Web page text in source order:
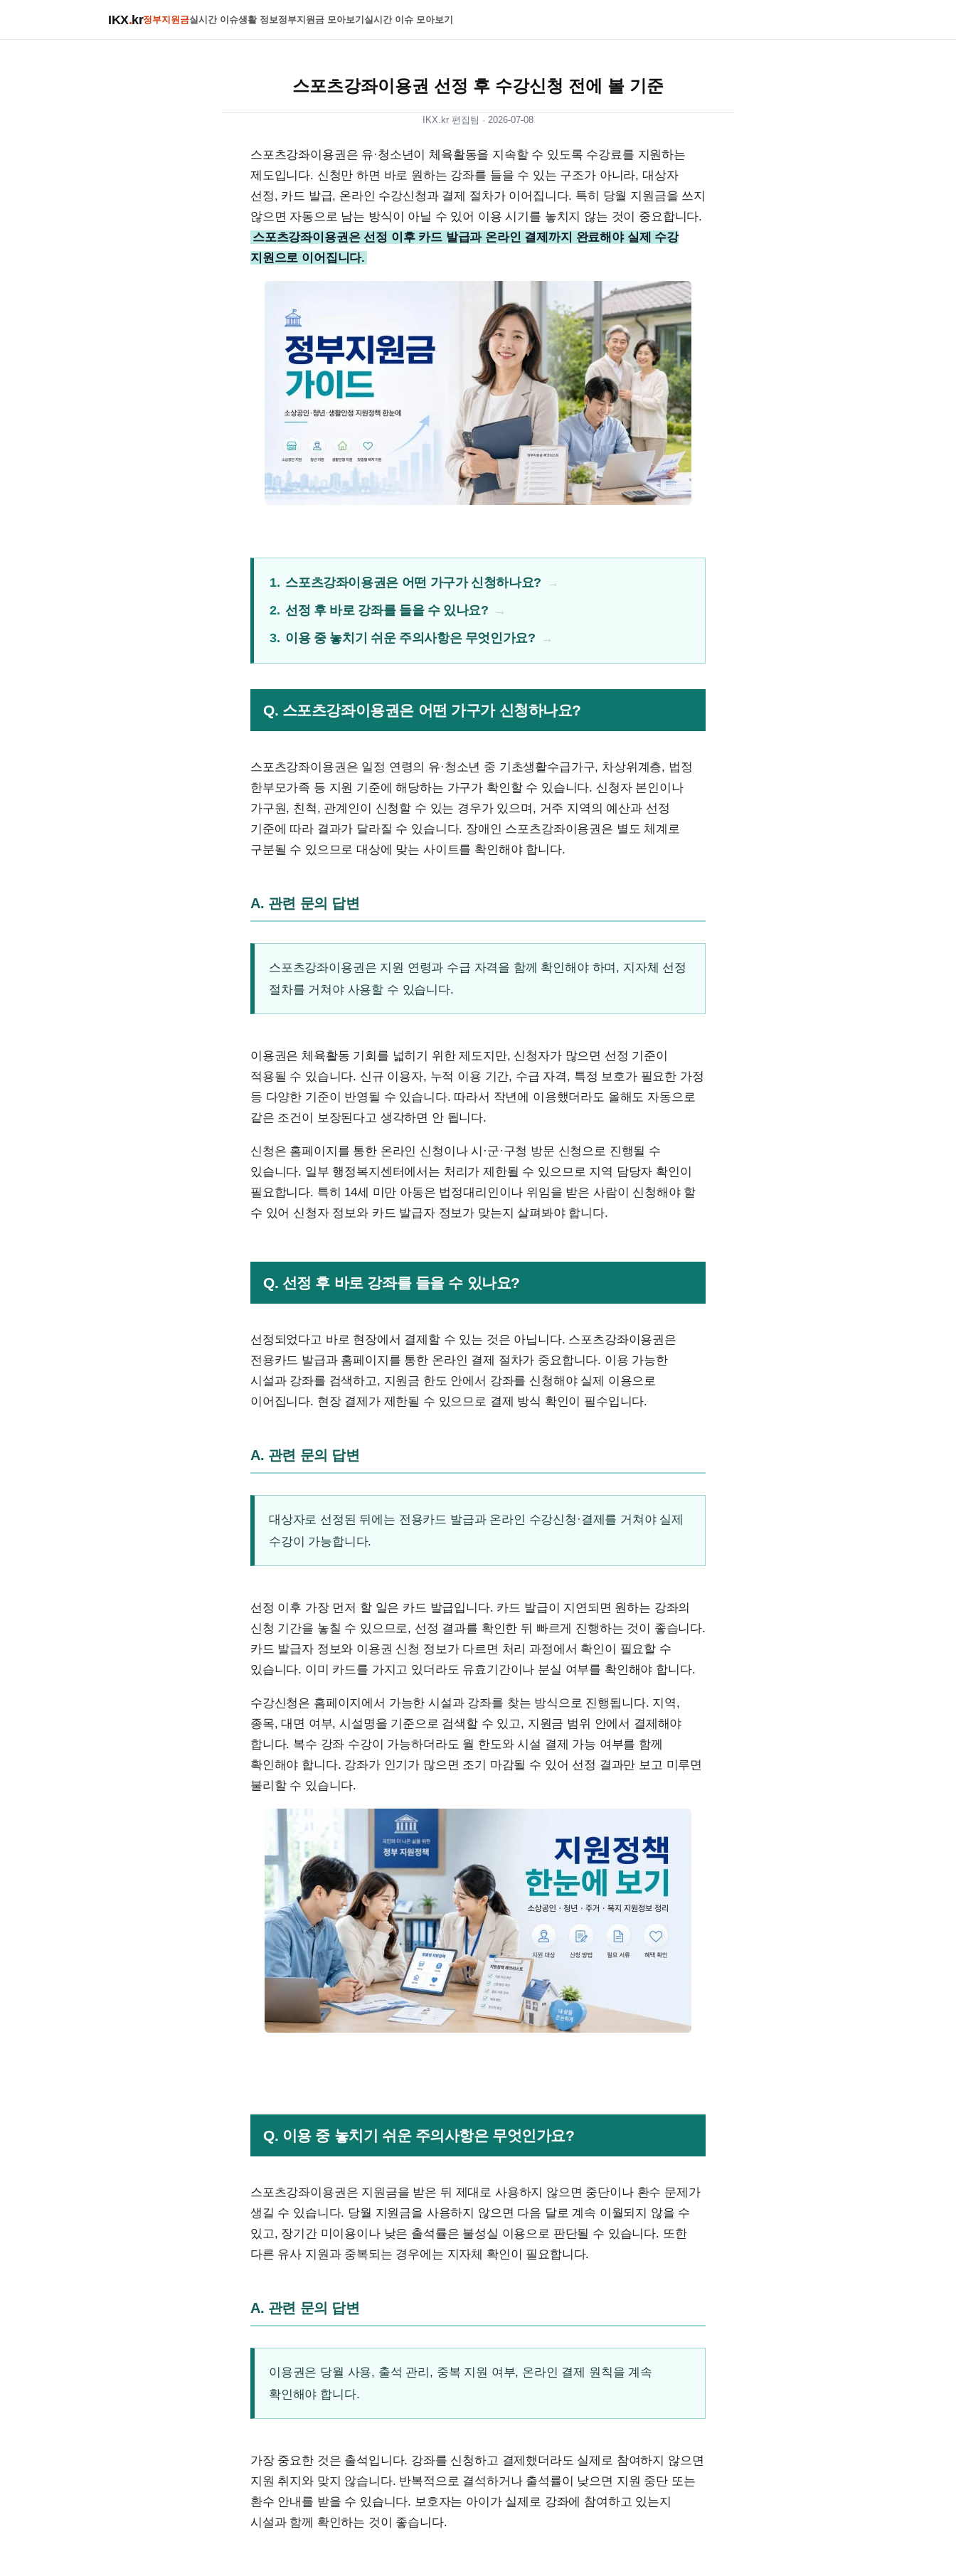
IKX.kr정부지원금실시간 이슈생활 정보정부지원금 모아보기 실시간 이슈 모아보기
스포츠강좌이용권 선정 후 수강신청 전에 볼 기준
IKX.kr 편집팀 · 2026-07-08
스포츠강좌이용권은 유·청소년이 체육활동을 지속할 수 있도록 수강료를 지원하는
제도입니다. 신청만 하면 바로 원하는 강좌를 들을 수 있는 구조가 아니라, 대상자
선정, 카드 발급, 온라인 수강신청과 결제 절차가 이어집니다. 특히 당월 지원금을 쓰지
않으면 자동으로 남는 방식이 아닐 수 있어 이용 시기를 놓치지 않는 것이 중요합니다.
스포츠강좌이용권은 선정 이후 카드 발급과 온라인 결제까지 완료해야 실제 수강
지원으로 이어집니다.
1. 스포츠강좌이용권은 어떤 가구가 신청하나요?
2. 선정 후 바로 강좌를 들을 수 있나요?
3. 이용 중 놓치기 쉬운 주의사항은 무엇인가요?
Q. 스포츠강좌이용권은 어떤 가구가 신청하나요?
스포츠강좌이용권은 일정 연령의 유·청소년 중 기초생활수급가구, 차상위계층, 법정
한부모가족 등 지원 기준에 해당하는 가구가 확인할 수 있습니다. 신청자 본인이나
가구원, 친척, 관계인이 신청할 수 있는 경우가 있으며, 거주 지역의 예산과 선정
기준에 따라 결과가 달라질 수 있습니다. 장애인 스포츠강좌이용권은 별도 체계로
구분될 수 있으므로 대상에 맞는 사이트를 확인해야 합니다.
A. 관련 문의 답변
스포츠강좌이용권은 지원 연령과 수급 자격을 함께 확인해야 하며, 지자체 선정
절차를 거쳐야 사용할 수 있습니다.
이용권은 체육활동 기회를 넓히기 위한 제도지만, 신청자가 많으면 선정 기준이
적용될 수 있습니다. 신규 이용자, 누적 이용 기간, 수급 자격, 특정 보호가 필요한 가정
등 다양한 기준이 반영될 수 있습니다. 따라서 작년에 이용했더라도 올해도 자동으로
같은 조건이 보장된다고 생각하면 안 됩니다.
신청은 홈페이지를 통한 온라인 신청이나 시·군·구청 방문 신청으로 진행될 수
있습니다. 일부 행정복지센터에서는 처리가 제한될 수 있으므로 지역 담당자 확인이
필요합니다. 특히 14세 미만 아동은 법정대리인이나 위임을 받은 사람이 신청해야 할
수 있어 신청자 정보와 카드 발급자 정보가 맞는지 살펴봐야 합니다.
Q. 선정 후 바로 강좌를 들을 수 있나요?
선정되었다고 바로 현장에서 결제할 수 있는 것은 아닙니다. 스포츠강좌이용권은
전용카드 발급과 홈페이지를 통한 온라인 결제 절차가 중요합니다. 이용 가능한
시설과 강좌를 검색하고, 지원금 한도 안에서 강좌를 신청해야 실제 이용으로
이어집니다. 현장 결제가 제한될 수 있으므로 결제 방식 확인이 필수입니다.
A. 관련 문의 답변
대상자로 선정된 뒤에는 전용카드 발급과 온라인 수강신청·결제를 거쳐야 실제
수강이 가능합니다.
선정 이후 가장 먼저 할 일은 카드 발급입니다. 카드 발급이 지연되면 원하는 강좌의
신청 기간을 놓칠 수 있으므로, 선정 결과를 확인한 뒤 빠르게 진행하는 것이 좋습니다.
카드 발급자 정보와 이용권 신청 정보가 다르면 처리 과정에서 확인이 필요할 수
있습니다. 이미 카드를 가지고 있더라도 유효기간이나 분실 여부를 확인해야 합니다.
수강신청은 홈페이지에서 가능한 시설과 강좌를 찾는 방식으로 진행됩니다. 지역,
종목, 대면 여부, 시설명을 기준으로 검색할 수 있고, 지원금 범위 안에서 결제해야
합니다. 복수 강좌 수강이 가능하더라도 월 한도와 시설 결제 가능 여부를 함께
확인해야 합니다. 강좌가 인기가 많으면 조기 마감될 수 있어 선정 결과만 보고 미루면
불리할 수 있습니다.
Q. 이용 중 놓치기 쉬운 주의사항은 무엇인가요?
스포츠강좌이용권은 지원금을 받은 뒤 제대로 사용하지 않으면 중단이나 환수 문제가
생길 수 있습니다. 당월 지원금을 사용하지 않으면 다음 달로 계속 이월되지 않을 수
있고, 장기간 미이용이나 낮은 출석률은 불성실 이용으로 판단될 수 있습니다. 또한
다른 유사 지원과 중복되는 경우에는 지자체 확인이 필요합니다.
A. 관련 문의 답변
이용권은 당월 사용, 출석 관리, 중복 지원 여부, 온라인 결제 원칙을 계속
확인해야 합니다.
가장 중요한 것은 출석입니다. 강좌를 신청하고 결제했더라도 실제로 참여하지 않으면
지원 취지와 맞지 않습니다. 반복적으로 결석하거나 출석률이 낮으면 지원 중단 또는
환수 안내를 받을 수 있습니다. 보호자는 아이가 실제로 강좌에 참여하고 있는지
시설과 함께 확인하는 것이 좋습니다.